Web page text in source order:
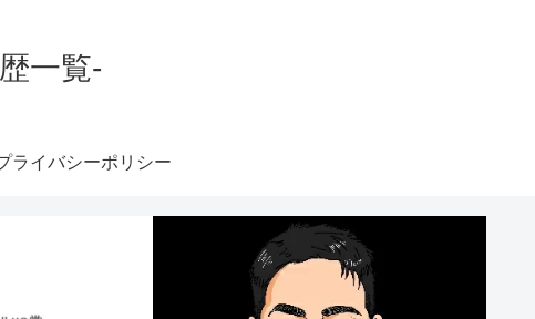
一覧-
ライバシーポリシー